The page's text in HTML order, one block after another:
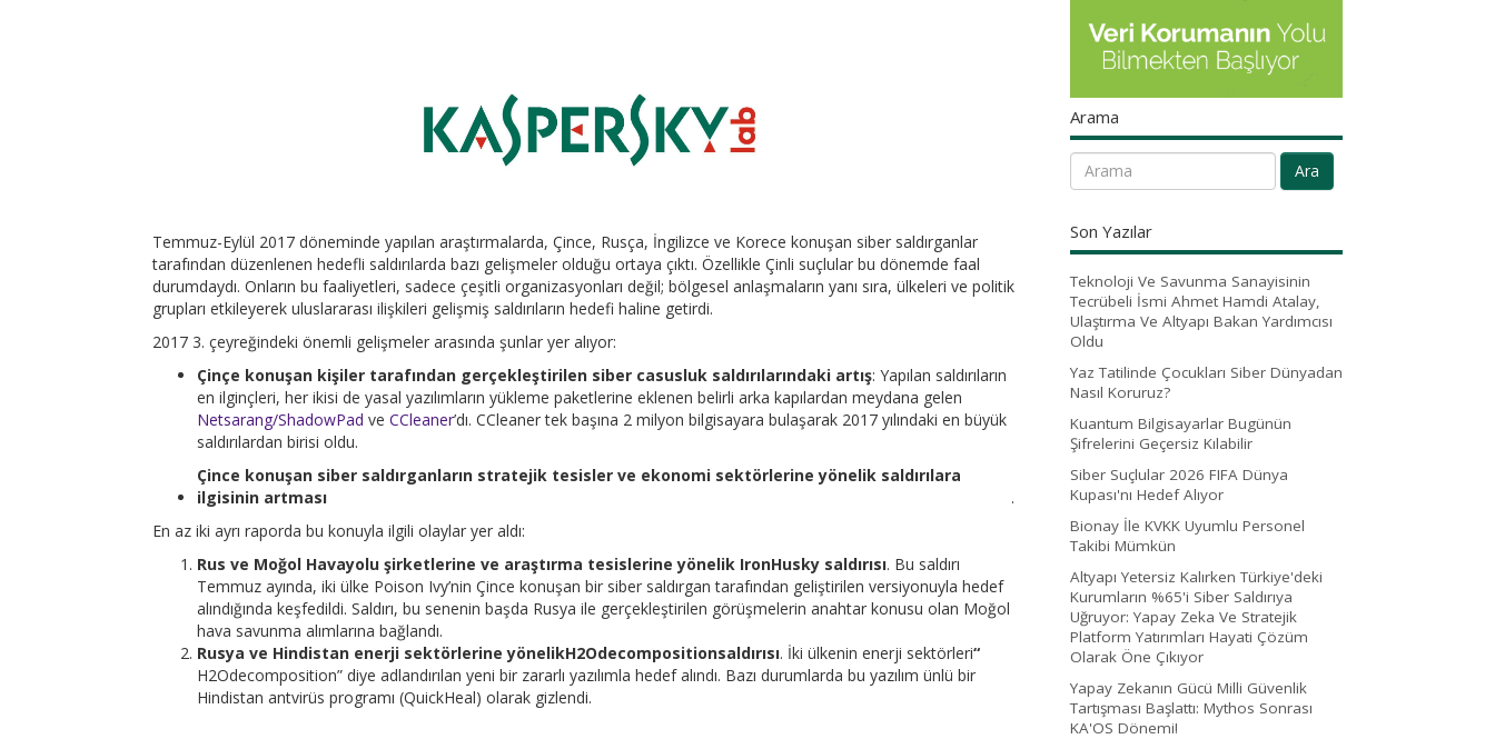
Temmuz-Eylül 2017 döneminde yapılan araştırmalarda, Çince, Rusça, İngilizce ve Korece konuşan siber saldırganlar
tarafından düzenlenen hedefli saldırılarda bazı gelişmeler olduğu ortaya çıktı. Özellikle Çinli suçlular bu dönemde faal
durumdaydı. Onların bu faaliyetleri, sadece çeşitli organizasyonları değil; bölgesel anlaşmaların yanı sıra, ülkeleri ve politik
grupları etkileyerek uluslararası ilişkileri gelişmiş saldırıların hedefi haline getirdi.
2017 3. çeyreğindeki önemli gelişmeler arasında şunlar yer alıyor:
Çinçe konuşan kişiler tarafından gerçekleştirilen siber casusluk saldırılarındaki artış: Yapılan saldırıların
en ilginçleri, her ikisi de yasal yazılımların yükleme paketlerine eklenen belirli arka kapılardan meydana gelen
Netsarang/ShadowPad ve CCleaner’dı. CCleaner tek başına 2 milyon bilgisayara bulaşarak 2017 yılındaki en büyük
saldırılardan birisi oldu.
Çince konuşan siber saldırganların stratejik tesisler ve ekonomi sektörlerine yönelik saldırılara
ilgisinin artması
.
En az iki ayrı raporda bu konuyla ilgili olaylar yer aldı:
Rus ve Moğol Havayolu şirketlerine ve araştırma tesislerine yönelik IronHusky saldırısı. Bu saldırı
Temmuz ayında, iki ülke Poison Ivy’nin Çince konuşan bir siber saldırgan tarafından geliştirilen versiyonuyla hedef
alındığında keşfedildi. Saldırı, bu senenin başda Rusya ile gerçekleştirilen görüşmelerin anahtar konusu olan Moğol
hava savunma alımlarına bağlandı.
Rusya ve Hindistan enerji sektörlerine yönelikH2Odecompositionsaldırısı. İki ülkenin enerji sektörleri“
H2Odecomposition” diye adlandırılan yeni bir zararlı yazılımla hedef alındı. Bazı durumlarda bu yazılım ünlü bir
Hindistan antvirüs programı (QuickHeal) olarak gizlendi.
Arama
Ara
Son Yazılar
Teknoloji Ve Savunma Sanayisinin
Tecrübeli İsmi Ahmet Hamdi Atalay,
Ulaştırma Ve Altyapı Bakan Yardımcısı
Oldu
Yaz Tatilinde Çocukları Siber Dünyadan
Nasıl Koruruz?
Kuantum Bilgisayarlar Bugünün
Şifrelerini Geçersiz Kılabilir
Siber Suçlular 2026 FIFA Dünya
Kupası'nı Hedef Alıyor
Bionay İle KVKK Uyumlu Personel
Takibi Mümkün
Altyapı Yetersiz Kalırken Türkiye'deki
Kurumların %65'i Siber Saldırıya
Uğruyor: Yapay Zeka Ve Stratejik
Platform Yatırımları Hayati Çözüm
Olarak Öne Çıkıyor
Yapay Zekanın Gücü Milli Güvenlik
Tartışması Başlattı: Mythos Sonrası
KA'OS Dönemi!